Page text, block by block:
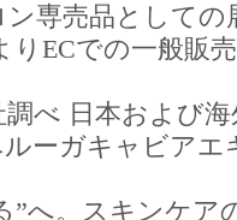
専売品としての
りECでの一般販
べ 日本および海
ーガキャビアエ
”へ。スキンケア